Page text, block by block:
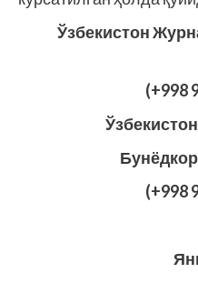
Ўзбекистон
(+998
(+998